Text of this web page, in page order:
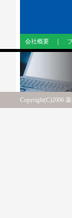
会社概要
Copyright(C)2006